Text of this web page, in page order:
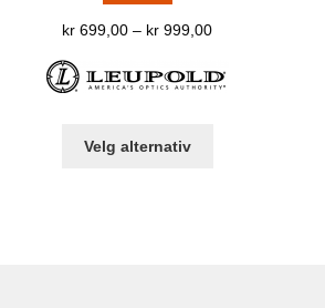
kr 699,00 – kr 999,00Prisområde:
til
Velg alternativ